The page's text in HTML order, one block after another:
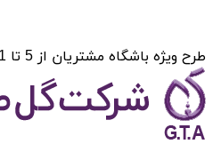
طرح ویژه باشگاه مشتریان از 5 تا 11 درصد بازگشت وجه، بسته به میزان خریدتان.